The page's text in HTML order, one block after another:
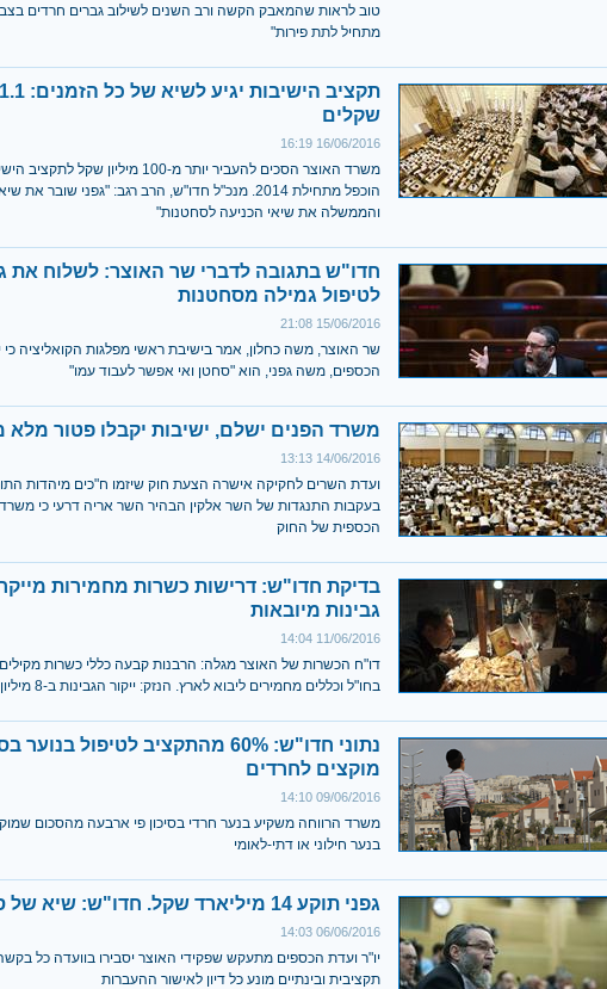
טוב לראות שהמאבק הקשה ורב השנים לשילוב גברים חרדים
מתחיל לתת פירות"
שקלים
16/06/2016 16:19
משרד האוצר הסכים להעביר יותר מ-100 מיליון
הוכפל מתחילת 2014. מנכ"ל חדו"ש, הרב רגב: "גפני שובר
והממשלה את שיאי הכניעה לסחטנות"
חדו"ש בתגובה לדברי שר האוצר: לשלוח את
לטיפול גמילה מסחטנות
15/06/2016 21:08
שר האוצר, משה כחלון, אמר בישיבת ראשי מפלגות הקואליציה כי
הכספים, משה גפני, הוא "סחטן ואי אפשר לעבוד עמו"
משרד הפנים ישלם, ישיבות יקבלו פטור מלא
14/06/2016 13:13
ועדת השרים לחקיקה אישרה הצעת חוק שיזמו ח"כים מיהדות
בעקבות התנגדות של השר אלקין הבהיר השר אריה דרעי כי
הכספית של החוק
בדיקת חדו"ש: דרישות כשרות מחמירות
גבינות מיובאות
11/06/2016 14:04
דו"ח הכשרות של האוצר מגלה: הרבנות קבעה כללי כשרות מקילים
בחו"ל וכללים מחמירים ליבוא לארץ. הנזק: ייקור הגבינות ב-8 מיליון שקל
נתוני חדו"ש: 60% מהתקציב לטיפול בנוער
מוקצים לחרדים
09/06/2016 14:10
משרד הרווחה משקיע בנער חרדי בסיכון פי ארבעה מהסכום
בנער חילוני או דתי-לאומי
גפני תוקע 14 מיליארד שקל. חדו"ש: שיא של סחטנות
06/06/2016 14:03
יו"ר ועדת הכספים מתעקש שפקידי האוצר יסבירו בוועדה כל
תקציבית ובינתיים מונע כל דיון לאישור ההעברות